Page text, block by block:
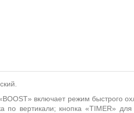
BOOST» включает режим быстрого
по вертикали; кнопка «TIMER» для